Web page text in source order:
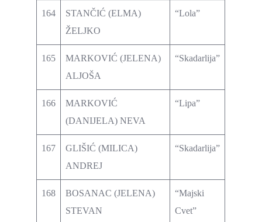
164
STANČIĆ (ELMA)
ŽELJKO
“Lola”
165
MARKOVIĆ (JELENA)
ALJOŠA
“Skadarlija”
166
MARKOVIĆ
(DANIJELA) NEVA
“Lipa”
167
GLIŠIĆ (MILICA)
ANDREJ
“Skadarlija”
168
BOSANAC (JELENA)
STEVAN
“Majski
Cvet”